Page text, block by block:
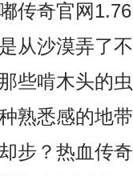
传奇官网
从沙漠弄了
些啃木头的
熟悉感的地
步？热血传